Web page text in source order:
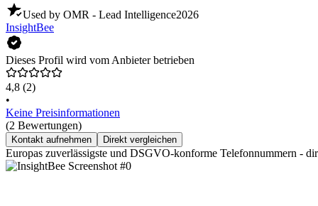
Used by OMR - Lead Intelligence2026
InsightBee
Dieses Profil wird vom Anbieter betrieben
4,8 (2)
•
Keine Preisinformationen
(2 Bewertungen)
Kontakt aufnehmen Direkt vergleichen
Europas zuverlässigste und DSGVO-konforme Telefonnummern -